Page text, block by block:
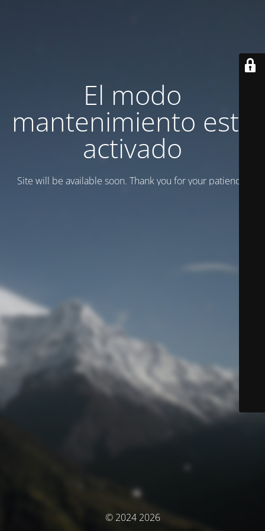
El modo
mantenimiento está
activado
Site will be available soon. Thank you for your patience!
© 2024 2026